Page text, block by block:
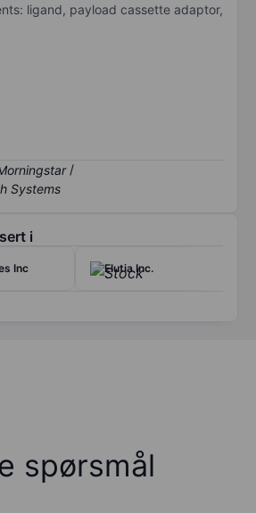
ligand, payload cassette adaptor,
/
i
Inc Elutia Inc.
spørsmål